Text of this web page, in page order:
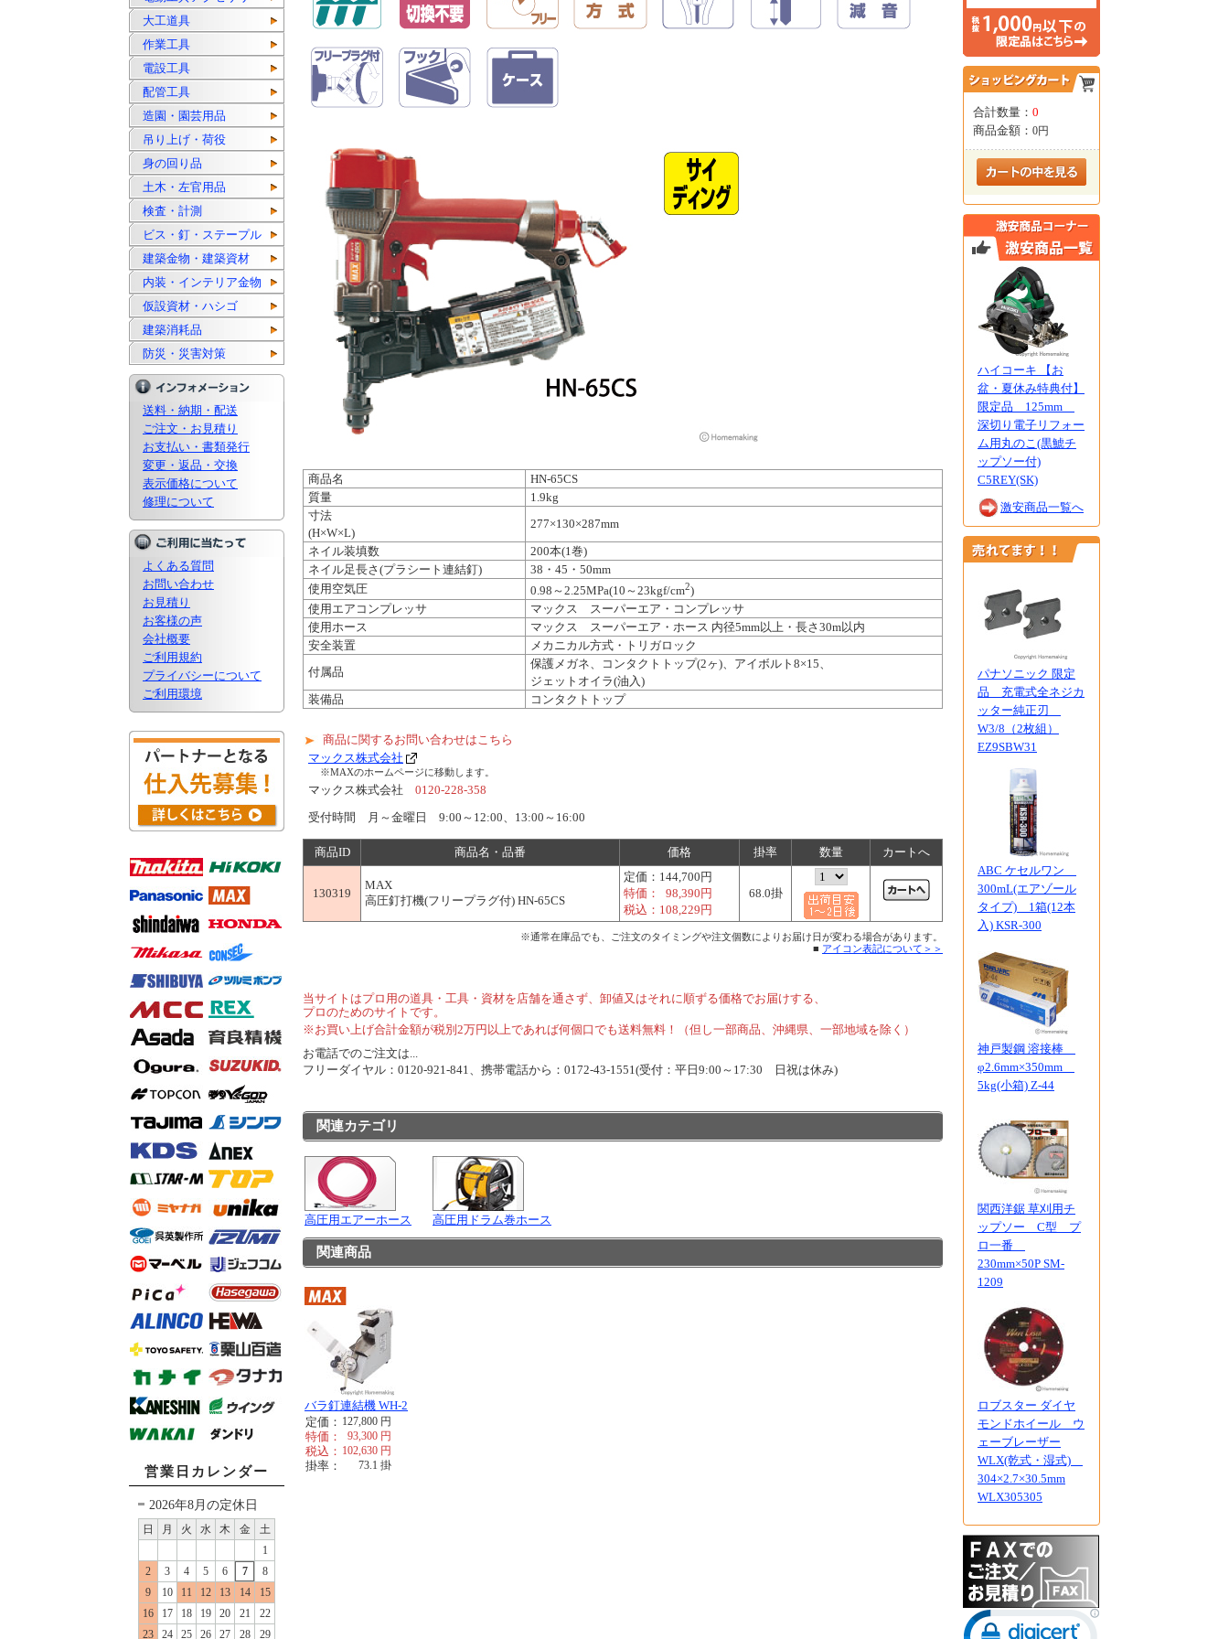
大工道具
作業工具
電設工具
配管工具
造園・園芸用品
吊り上げ・荷役
身の回り品
土木・左官用品
検査・計測
ビス・釘・ステープル
建築金物・建築資材
内装・インテリア金物
仮設資材・ハシゴ
建築消耗品
防災・災害対策
送料・納期・配送
ご注文・お見積り
お支払い・書類発行
変更・返品・交換
表示価格について
修理について
よくある質問
お問い合わせ
お見積り
お客様の声
会社概要
ご利用規約
プライバシーについて
ご利用環境
営業日カレンダー
2026年8月の定休日
日 月 火 水 木 金
土
1
2
3 4 5 6 7
8
9
10 11 12 13 14
15
16
17 18 19 20 21
22
23
24 25 26 27 28 29
商品名
HN-65CS
質量
1.9kg
寸法
(H×W×L)
277×130×287mm
ネイル装填数
200本(1巻)
ネイル足長さ(プラシート連結釘)
38・45・50mm
使用空気圧
0.98～2.25MPa(10～23kgf/cm2)
使用エアコンプレッサ
マックス スーパーエア・コンプレッサ
使用ホース
マックス スーパーエア・ホース 内径5mm以上・長さ30m以内
安全装置
メカニカル方式・トリガロック
付属品
保護メガネ、コンタクトトップ(2ヶ)、アイボルト8×15、
ジェットオイラ(油入)
装備品
コンタクトトップ
商品に関するお問い合わせはこちら
マックス株式会社
※MAXのホームページに移動します。
マックス株式会社 0120-228-358
受付時間 月～金曜日 9:00～12:00、13:00～16:00
商品ID 商品名・品番 価格 掛率 数量 カートへ
130319
MAX
高圧釘打機(フリープラグ付) HN-65CS
定価： 144,700円
特価：
98,390円
税込： 108,229円
68.0掛
※通常在庫品でも、ご注文のタイミングや注文個数によりお届け日が変わる場合があります。
■ アイコン表記について＞＞
当サイトはプロ用の道具・工具・資材を店舗を通さず、卸値又はそれに順ずる価格でお届けする、
プロのためのサイトです。
※お買い上げ合計金額が税別2万円以上であれば何個口でも送料無料！（但し一部商品、沖縄県、一部地域を除く）
お電話でのご注文は...
フリーダイヤル：0120-921-841、携帯電話から：0172-43-1551(受付：平日9:00～17:30 日祝は休み)
関連カテゴリ
高圧用エアーホース 高圧用ドラム巻ホース
関連商品
バラ釘連結機 WH-2
定価： 127,800 円
特価： 93,300 円
税込： 102,630 円
掛率： 73.1 掛
合計数量： 0
商品金額： 0円
ハイコーキ 【お
盆・夏休み特典付】
限定品 125mm
深切り電子リフォー
ム用丸のこ(黒鯱チ
ップソー付)
C5REY(SK)
激安商品一覧へ
パナソニック 限定
品 充電式全ネジカ
ッター純正刃
W3/8（2枚組）
EZ9SBW31
ABC ケセルワン
300mL(エアゾール
タイプ) 1箱(12本
入) KSR-300
神戸製鋼 溶接棒
φ2.6mm×350mm
5kg(小箱) Z-44
関西洋鋸 草刈用チ
ップソー C型 プ
ロ一番
230mm×50P SM-
1209
ロブスター ダイヤ
モンドホイール ウ
ェーブレーザー
WLX(乾式・湿式)
304×2.7×30.5mm
WLX305305